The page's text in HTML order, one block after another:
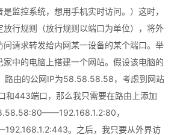
监控系统，想用手机实时访问。）这时，
放行规则（放行规则以端口为单位），将外
问请求转发给内网某一设备的某个端口。举
中的电脑上搭建一个网站。假设该电脑的
路由的公网IP为58.58.58.58，考虑到网站
和443端口，那么我只需要在路由上添加
，
。之后，我只要从外界访